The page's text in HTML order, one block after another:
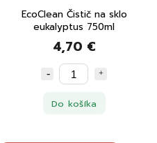
EcoClean Čistič na sklo
eukalyptus 750ml
4,70 €
Do košíka